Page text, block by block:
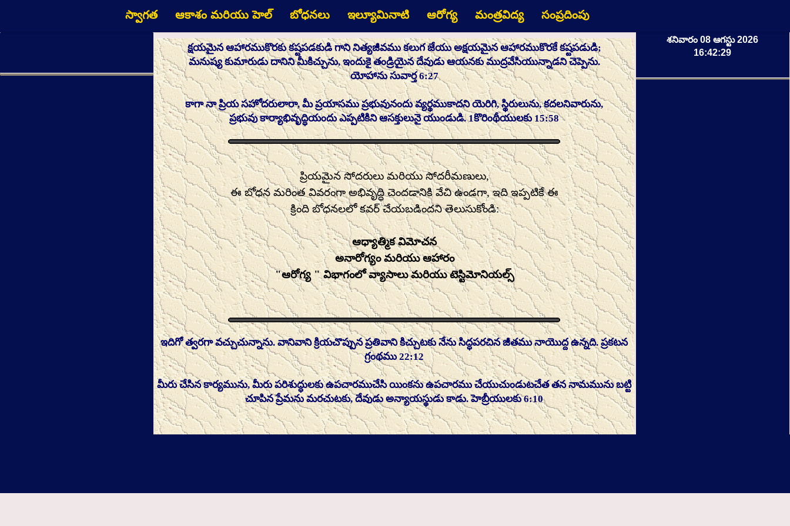
స్వాగత ఆకాశం మరియు హెల్ బోధనలు ఇల్యూమినాటి ఆరోగ్య మంత్రవిద్య సంప్రదింపు
క్షయమైన ఆహారముకొరకు కష్టపడకుడి గాని నిత్యజీవము కలుగ జేయు అక్షయమైన ఆహారముకొరకే కష్టపడుడి;
మనుష్య కుమారుడు దానిని మీకిచ్చును, ఇందుకై తండ్రియైన దేవుడు ఆయనకు ముద్రవేసియున్నాడని చెప్పెను.
యోహాను సువార్త 6:27
కాగా నా ప్రియ సహోదరులారా, మీ ప్రయాసము ప్రభువునందు వ్యర్థముకాదని యెరిగి, స్థిరులును, కదలనివారును,
ప్రభువు కార్యాభివృద్ధియందు ఎప్పటికిని ఆసక్తులునై యుండుడి. 1కొరింథీయులకు 15:58
ప్రియమైన సోదరులు మరియు సోదరీమణులు,
ఈ బోధన మరింత వివరంగా అభివృద్ధి చెందడానికి వేచి ఉండగా, ఇది ఇప్పటికే ఈ
క్రింది బోధనలలో కవర్ చేయబడిందని తెలుసుకోండి:
ఆధ్యాత్మిక విమోచన
అనారోగ్యం మరియు ఆహారం
"ఆరోగ్య " విభాగంలో వ్యాసాలు మరియు టెస్టిమోనియల్స్
ఇదిగో త్వరగా వచ్చుచున్నాను. వానివాని క్రియచొప్పున ప్రతివాని కిచ్చుటకు నేను సిద్ధపరచిన జీతము నాయొద్ద ఉన్నది. ప్రకటన
గ్రంథము 22:12
మీరు చేసిన కార్యమును, మీరు పరిశుద్ధులకు ఉపచారముచేసి యింకను ఉపచారము చేయుచుండుటచేత తన నామమును బట్టి
చూపిన ప్రేమను మరచుటకు, దేవుడు అన్యాయస్థుడు కాడు. హెబ్రీయులకు 6:10
శనివారం 08 ఆగస్టు 2026
16:42:29